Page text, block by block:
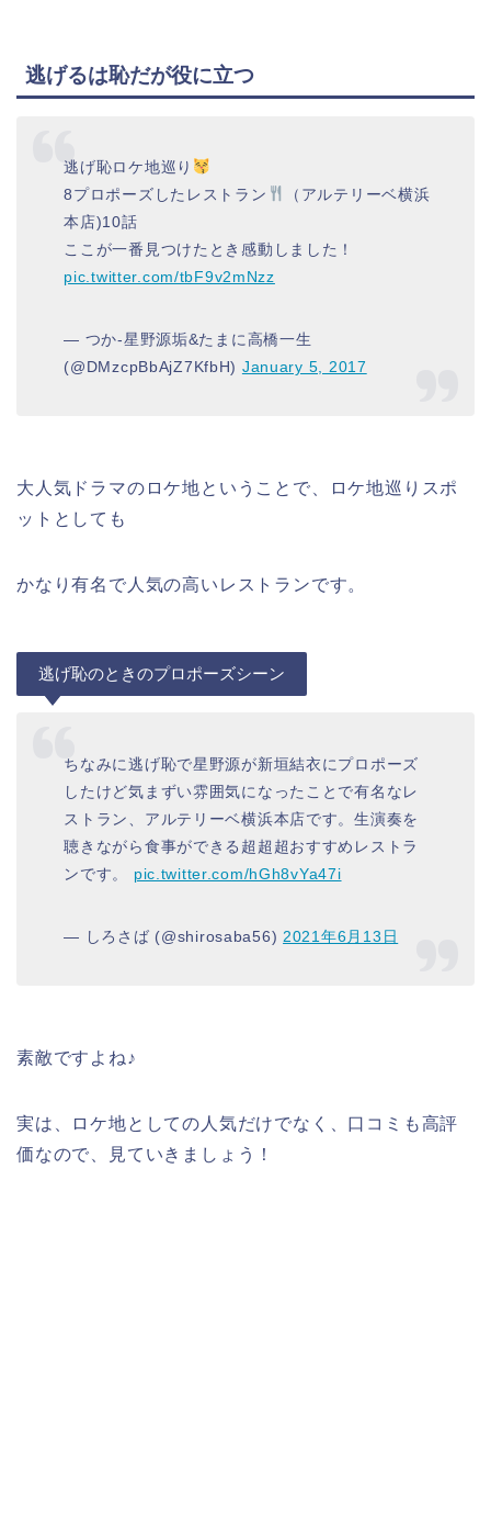
逃げるは恥だが役に立つ
逃げ恥ロケ地巡り
8プロポーズしたレストラン
（アルテリーベ横浜
本店)10話
ここが一番見つけたとき感動しました！
pic.twitter.com/tbF9v2mNzz
— つか-星野源垢&たまに高橋一生
(@DMzcpBbAjZ7KfbH) January 5, 2017
大人気ドラマのロケ地ということで、ロケ地巡りスポ
ットとしても
かなり有名で人気の高いレストランです。
逃げ恥のときのプロポーズシーン
ちなみに逃げ恥で星野源が新垣結衣にプロポーズ
したけど気まずい雰囲気になったことで有名なレ
ストラン、アルテリーベ横浜本店です。生演奏を
聴きながら食事ができる超超超おすすめレストラ
ンです。 pic.twitter.com/hGh8vYa47i
— しろさば (@shirosaba56) 2021年6月13日
素敵ですよね♪
実は、ロケ地としての人気だけでなく、口コミも高評
価なので、見ていきましょう！